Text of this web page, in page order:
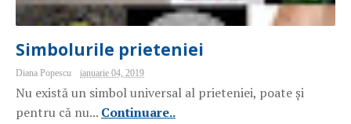
Simbolurile prieteniei
Diana Popescu ianuarie 04, 2019
Nu există un simbol universal al prieteniei, poate și
pentru că nu... Continuare..